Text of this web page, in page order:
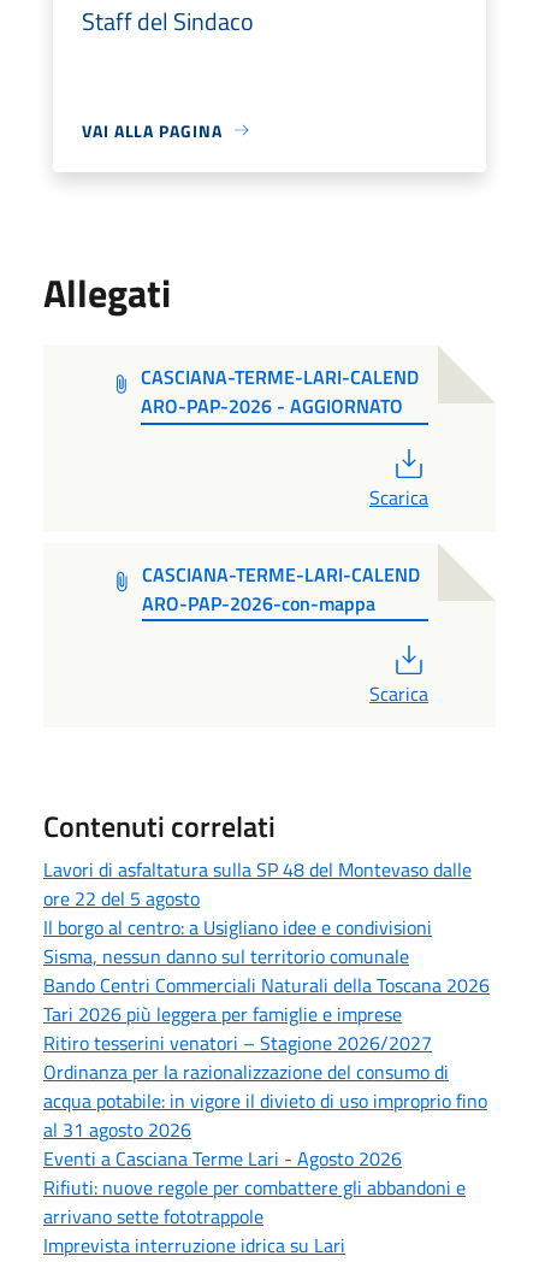
Staff del Sindaco
VAI ALLA PAGINA
Allegati
CASCIANA-TERME-LARI-CALEND
ARO-PAP-2026 - AGGIORNATO
Scarica
CASCIANA-TERME-LARI-CALEND
ARO-PAP-2026-con-mappa
Scarica
Contenuti correlati
Lavori di asfaltatura sulla SP 48 del Montevaso dalle
ore 22 del 5 agosto
Il borgo al centro: a Usigliano idee e condivisioni
Sisma, nessun danno sul territorio comunale
Bando Centri Commerciali Naturali della Toscana 2026
Tari 2026 più leggera per famiglie e imprese
Ritiro tesserini venatori – Stagione 2026/2027
Ordinanza per la razionalizzazione del consumo di
acqua potabile: in vigore il divieto di uso improprio fino
al 31 agosto 2026
Eventi a Casciana Terme Lari - Agosto 2026
Rifiuti: nuove regole per combattere gli abbandoni e
arrivano sette fototrappole
Imprevista interruzione idrica su Lari